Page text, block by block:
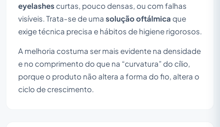
eyelashes curtas, pouco densas, ou com falhas
visíveis. Trata-se de uma solução oftálmica que
exige técnica precisa e hábitos de higiene rigorosos.
A melhoria costuma ser mais evidente na densidade
e no comprimento do que na “curvatura” do cílio,
porque o produto não altera a forma do fio, altera o
ciclo de crescimento.